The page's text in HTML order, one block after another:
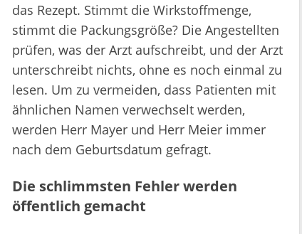
das Rezept. Stimmt die Wirkstoffmenge,
stimmt die Packungsgröße? Die Angestellten
prüfen, was der Arzt aufschreibt, und der Arzt
unterschreibt nichts, ohne es noch einmal zu
lesen. Um zu vermeiden, dass Patienten mit
ähnlichen Namen verwechselt werden,
werden Herr Mayer und Herr Meier immer
nach dem Geburtsdatum gefragt.
Die schlimmsten Fehler werden
öffentlich gemacht